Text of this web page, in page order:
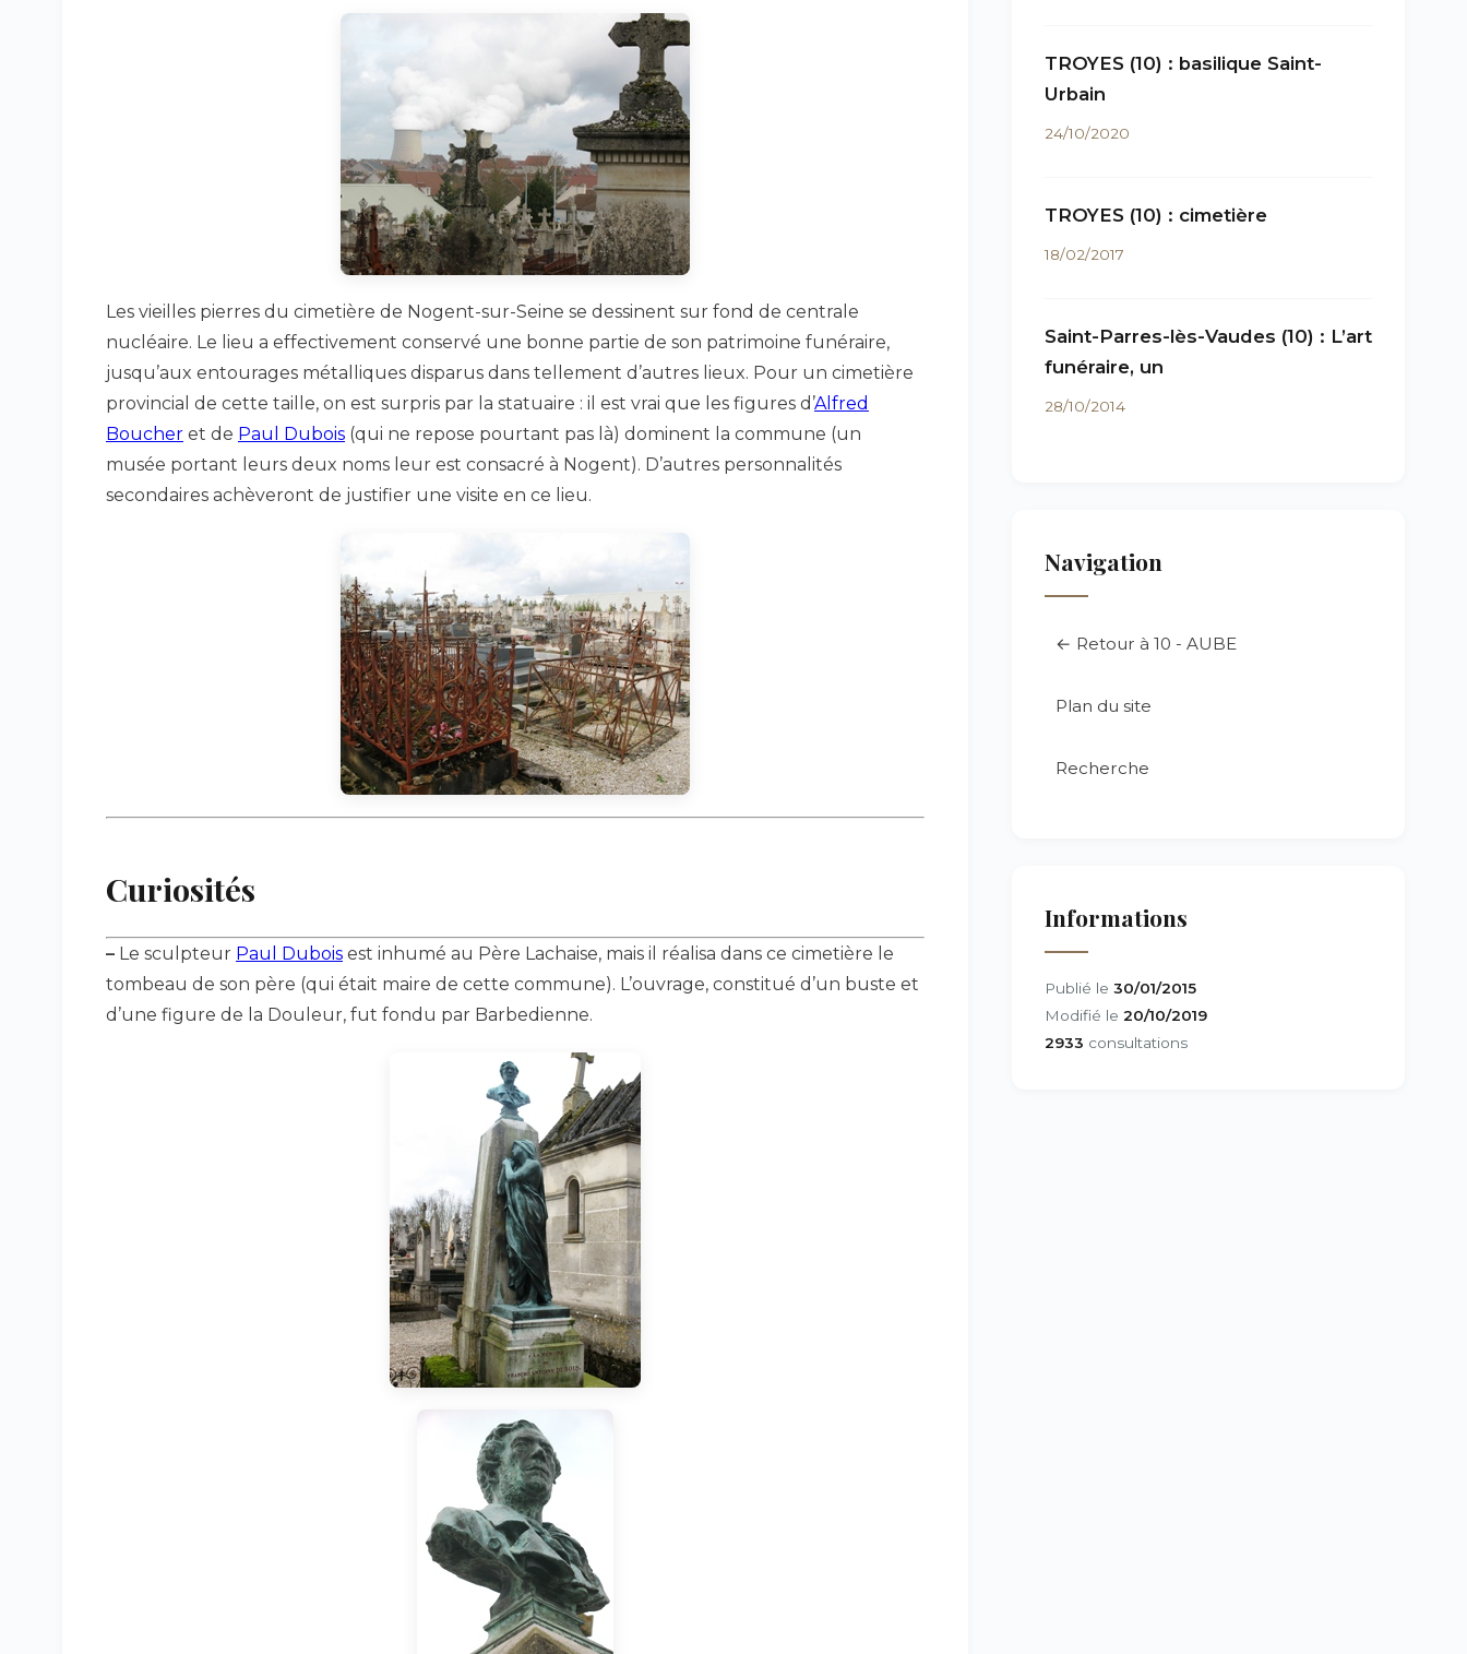
Les vieilles pierres du cimetière de Nogent-sur-Seine se dessinent sur fond de centrale
nucléaire. Le lieu a effectivement conservé une bonne partie de son patrimoine funéraire,
jusqu’aux entourages métalliques disparus dans tellement d’autres lieux. Pour un cimetière
provincial de cette taille, on est surpris par la statuaire : il est vrai que les figures d’Alfred
Boucher et de Paul Dubois (qui ne repose pourtant pas là) dominent la commune (un
musée portant leurs deux noms leur est consacré à Nogent). D’autres personnalités
secondaires achèveront de justifier une visite en ce lieu.
Curiosités
– Le sculpteur Paul Dubois est inhumé au Père Lachaise, mais il réalisa dans ce cimetière le
tombeau de son père (qui était maire de cette commune). L’ouvrage, constitué d’un buste et
d’une figure de la Douleur, fut fondu par Barbedienne.
TROYES (10) : basilique Saint-
Urbain
24/10/2020
TROYES (10) : cimetière
18/02/2017
Saint-Parres-lès-Vaudes (10) : L’art
funéraire, un
28/10/2014
Navigation
← Retour à 10 - AUBE
Plan du site
Recherche
Informations
Publié le 30/01/2015
Modifié le 20/10/2019
2933 consultations